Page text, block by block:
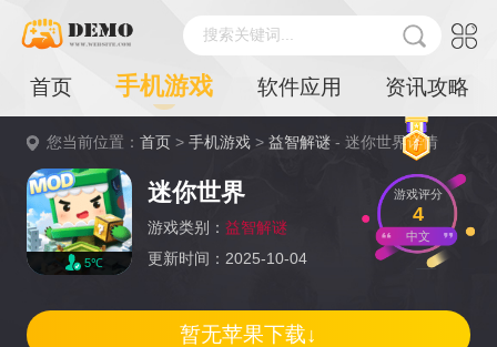
搜索关键词...
首页 手机游戏 软件应用 资讯攻略
您当前位置：首页 >手机游戏 >益智解谜 - 迷你世界详情
5℃
迷你世界
游戏类别： 益智解谜
更新时间：2025-10-04
游戏评分
4
中文
暂无苹果下载↓